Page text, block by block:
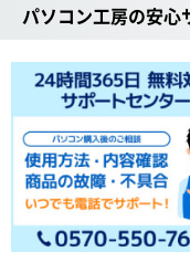
パソコン工房の安心